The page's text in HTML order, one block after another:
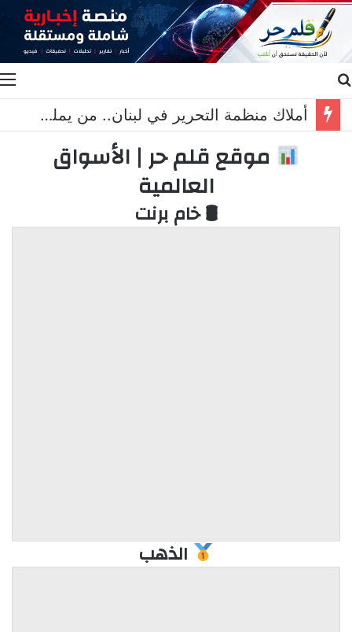
أملاك منظمة التحرير في لبنان.. من يملك “إرث” ؟
موقع قلم حر | الأسواق
العالمية
🛢 خام برنت
الذهب